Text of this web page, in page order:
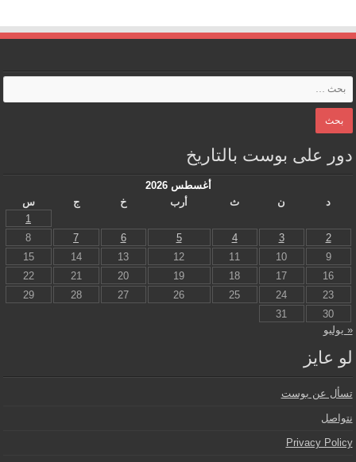
دور على بوست بالتاريخ
أغسطس 2026
د
ن ث أرب خ ج
س
1
2
3
4
5
6
7
8
9
10
11
12
13
14
15
16
17
18
19
20
21
22
23
24
25
26
27
28
29
30
31
« يوليو
لو عايز
تسأل عن بوست
نتواصل
Privacy Policy